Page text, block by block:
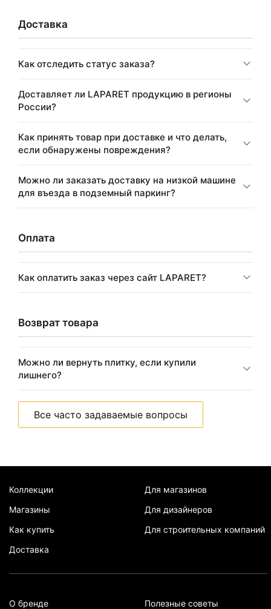
Доставка
Как отследить статус заказа?
Доставляет ли LAPARET продукцию в регионы
России?
Как принять товар при доставке и что делать,
если обнаружены повреждения?
Можно ли заказать доставку на низкой машине
для въезда в подземный паркинг?
Оплата
Как оплатить заказ через сайт LAPARET?
Возврат товара
Можно ли вернуть плитку, если купили
лишнего?
Все часто задаваемые вопросы
Коллекции
Магазины
Как купить
Доставка
Для магазинов
Для дизайнеров
Для строительных компаний
О бренде
Полезные советы